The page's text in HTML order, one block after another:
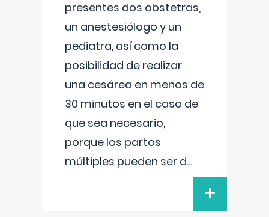
presentes dos obstetras,
un anestesiólogo y un
pediatra, así como la
posibilidad de realizar
una cesárea en menos de
30 minutos en el caso de
que sea necesario,
porque los partos
múltiples pueden ser d...
+